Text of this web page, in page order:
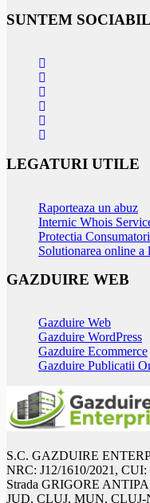
SUNTEM
LEGATURI UTILE
Raporteaza un abuz
Internic Whois
Protectia
Solutionarea online
GAZDUIRE WEB
Gazduire Web
Gazduire WordPress
Gazduire Ecommerce
Gazduire Publicatii
S.C. GAZDUIRE
NRC: J12/1610/2021, CUI:
Strada GRIGORE
JUD. CLUJ, MUN. CLUJ-